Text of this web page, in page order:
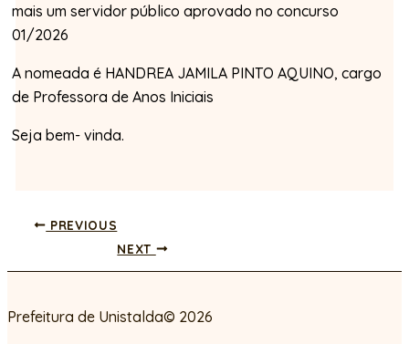
mais um servidor público aprovado no concurso
01/2026
A nomeada é HANDREA JAMILA PINTO AQUINO, cargo
de Professora de Anos Iniciais
Seja bem- vinda.
PREVIOUS
NEXT
Prefeitura de Unistalda© 2026